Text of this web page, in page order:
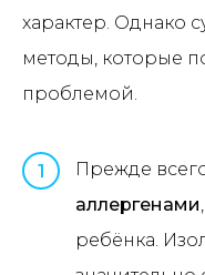
характер. Однако
методы, которые
проблемой.
1 Прежде
аллергенами
ребёнка.